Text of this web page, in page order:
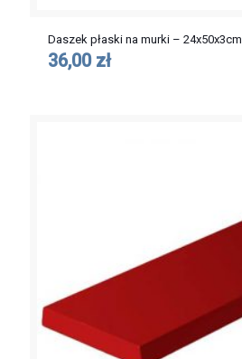
Daszek płaski na murki – 24x50x3cm
36,00 zł